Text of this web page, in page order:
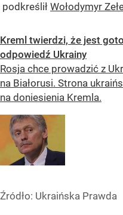
podkreślił Wołodymyr
Kreml twierdzi, że jest
odpowiedź Ukrainy
Rosja chce prowadzić z
na Białorusi. Strona
na doniesienia Kremla.
Źródło: Ukraińska Prawda